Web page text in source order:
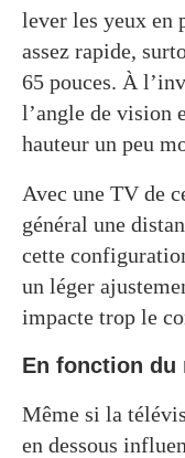
lever les yeux en
assez rapide,
65 pouces. À
l’angle de vision
hauteur un peu
Avec une TV de
général une
cette
un léger
impacte trop le
En fonction du
Même si la
en dessous